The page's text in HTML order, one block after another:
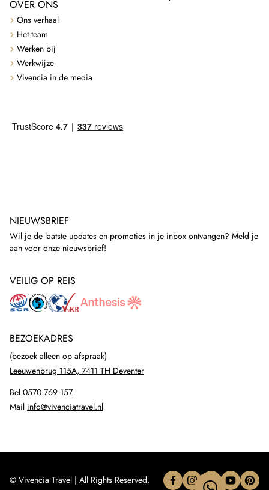
OVER ONS
Ons verhaal
Het team
Werken bij
Werkwijze
Vivencia in de media
NIEUWSBRIEF
Wil je de laatste updates en promoties in je inbox ontvangen? Meld je
aan voor onze nieuwsbrief!
VEILIG OP REIS
BEZOEKADRES
(bezoek alleen op afspraak)
Leeuwenbrug 115A, 7411 TH Deventer
Bel 0570 769 157
Mail info@vivenciatravel.nl
© Vivencia Travel | All Rights Reserved.